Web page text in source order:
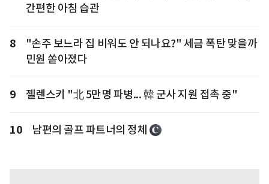
간편한 아침 습관
8
"손주 보느라 집 비워도 안 되나요?" 세금 폭탄 맞을까
민원 쏟아졌다
9 젤렌스키 "北 5만명 파병... 韓 군사 지원 접촉 중"
10 남편의 골프 파트너의 정체